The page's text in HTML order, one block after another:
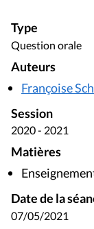
Type
Question orale
Auteurs
Françoise
Session
2020 - 2021
Matières
Date de la
07/05/2021